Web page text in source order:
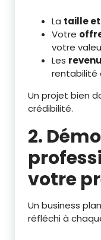
La taille
Votre
votre
Les
rentabilité
Un projet bien
crédibilité.
2.
votre
Un business
réfléchi à